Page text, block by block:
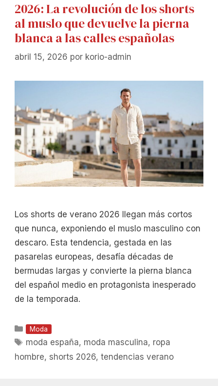
2026: La revolución de los shorts
al muslo que devuelve la pierna
blanca a las calles españolas
abril 15, 2026 por korio-admin
Los shorts de verano 2026 llegan más cortos
que nunca, exponiendo el muslo masculino con
descaro. Esta tendencia, gestada en las
pasarelas europeas, desafía décadas de
bermudas largas y convierte la pierna blanca
del español medio en protagonista inesperado
de la temporada.
Categorías
Moda
Etiquetas
moda españa, moda masculina, ropa
hombre, shorts 2026, tendencias verano